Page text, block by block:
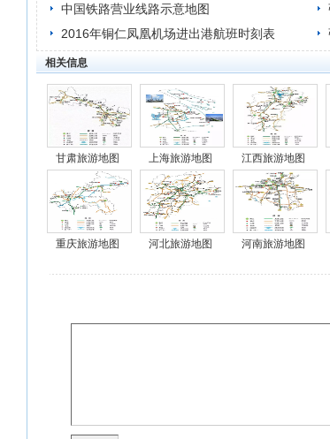
中国铁路营业线路示意地图
2016年铜仁凤凰机场进出港航班时刻表
相关信息
甘肃旅游地图 上海旅游地图 江西旅游地图
重庆旅游地图 河北旅游地图 河南旅游地图